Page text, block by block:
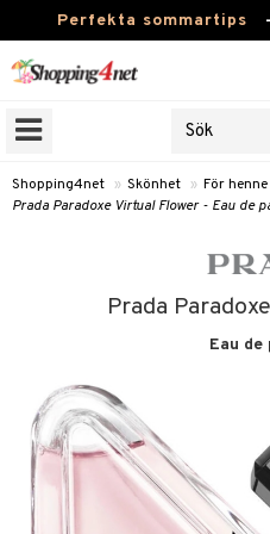
Perfekta sommartips
Skönhet
Kontaktlinser
Leksaker, Barn & Baby
Varumärken
Kampanjer
Shopping4net » Skönhet » För henne
Prada Paradoxe Virtual Flower - Eau de
Prada
Eau de
/ Kammar
Set